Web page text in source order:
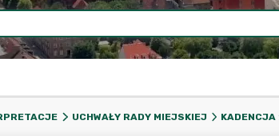
UCHWAŁY RADY MIEJSKIEJ